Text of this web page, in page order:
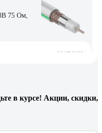
75 Ом,
26.07.2023
в курсе! Акции, скидки,